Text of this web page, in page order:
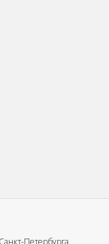
Петербурга